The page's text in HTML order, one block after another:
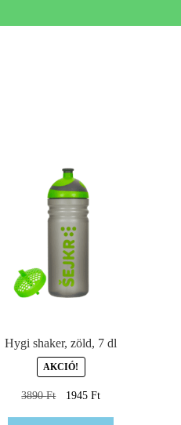
Hygi shaker, zöld, 7 dl
AKCIÓ!
3890Ft 1945 Ft